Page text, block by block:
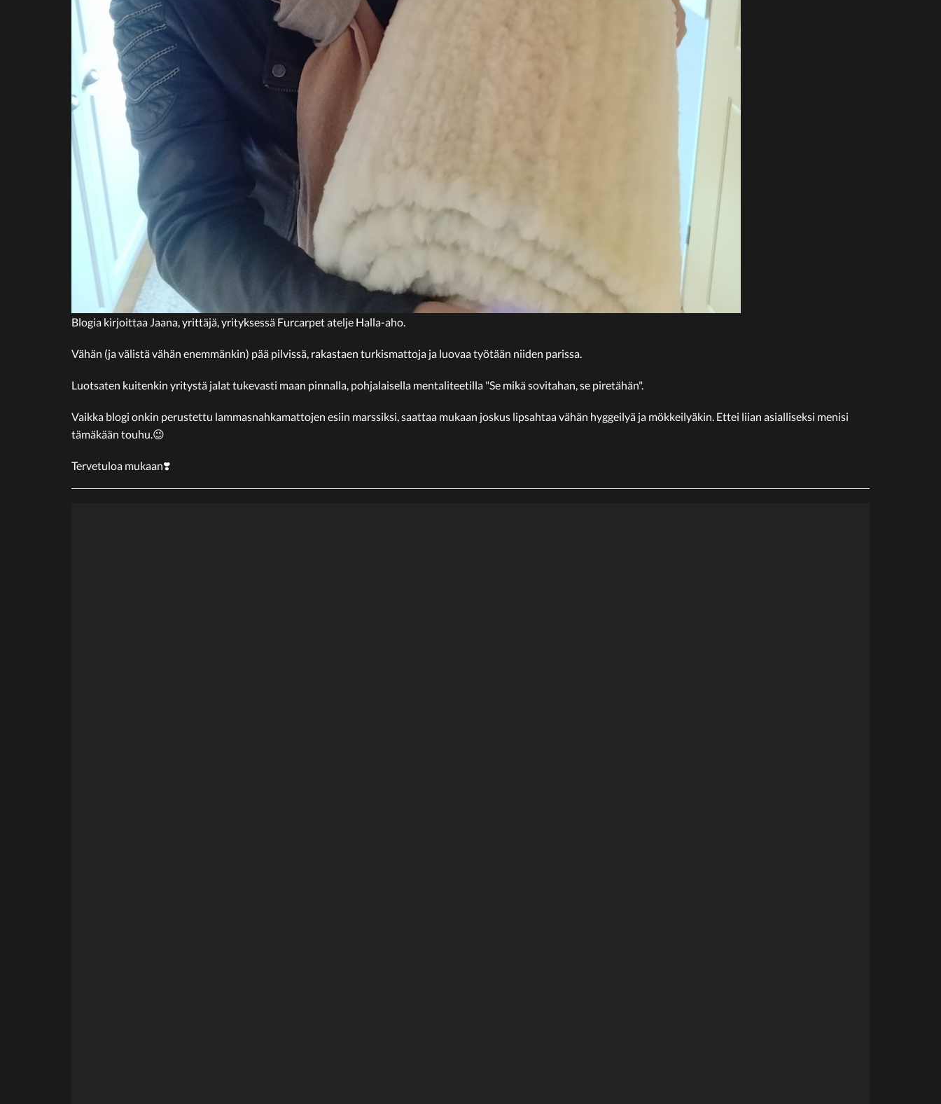
Blogia kirjoittaa Jaana, yrittäjä, yrityksessä Furcarpet atelje Halla-aho.
Vähän (ja välistä vähän enemmänkin) pää pilvissä, rakastaen turkismattoja ja luovaa työtään niiden parissa.
Luotsaten kuitenkin yritystä jalat tukevasti maan pinnalla, pohjalaisella mentaliteetilla "Se mikä sovitahan, se piretähän".
Vaikka blogi onkin perustettu lammasnahkamattojen esiin marssiksi, saattaa mukaan joskus lipsahtaa vähän hyggeilyä ja mökkeilyäkin. Ettei liian asialliseksi menisi
tämäkään touhu.😉
Tervetuloa mukaan❣️